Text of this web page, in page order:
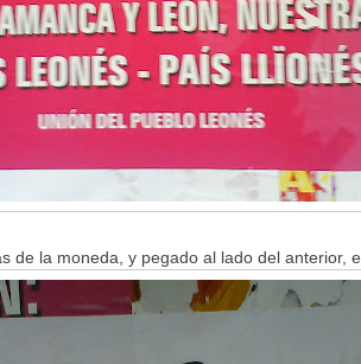
de la moneda, y pegado al lado del anterior,